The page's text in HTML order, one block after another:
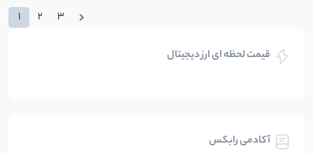
1 2 3
قیمت لحظه ای ارز دیجیتال
آکادمی رابکس